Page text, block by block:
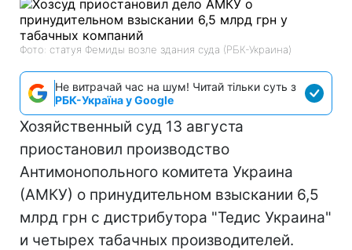
Фото: статуя Фемиды возле здания суда (РБК-Украина)
Не витрачай час на шум! Читай тільки суть з
РБК-Україна у Google
Хозяйственный суд 13 августа
приостановил производство
Антимонопольного комитета Украина
(АМКУ) о принудительном взыскании 6,5
млрд грн с дистрибутора "Тедис Украина"
и четырех табачных производителей.